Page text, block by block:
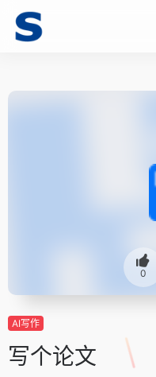
0
AI写作
写个论文